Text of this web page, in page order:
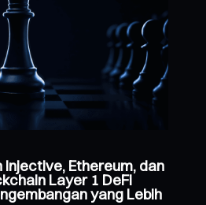
Ethereum, dan
Layer 1 DeFi
yang Lebih